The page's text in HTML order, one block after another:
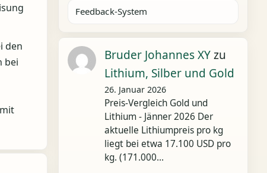
den
bei
Feedback-System
Bruder Johannes XYzu
Lithium, Silber und Gold
26. Januar 2026
Preis-Vergleich Gold und
Lithium - Jänner 2026 Der
aktuelle Lithiumpreis pro kg
liegt bei etwa 17.100 USD pro
kg. (171.000…